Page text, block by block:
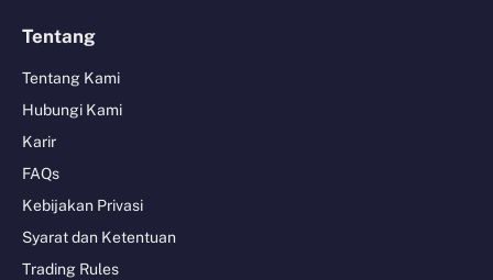
Tentang
Tentang Kami
Hubungi Kami
Karir
FAQs
Kebijakan Privasi
Syarat dan Ketentuan
Trading Rules